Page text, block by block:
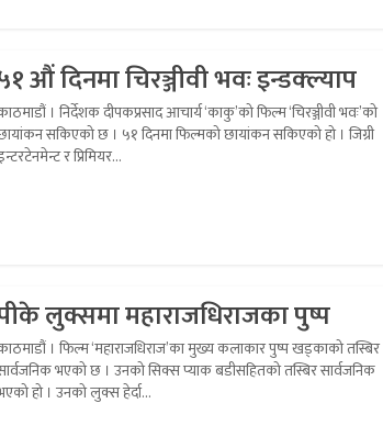
औं दिनमा चिरञ्जीवी भवः इन्डक्ल्याप
। निर्देशक दीपकप्रसाद आचार्य ‘काकु’को फिल्म ‘चिरञ्जीवी भवः’को
सकिएको छ । ५१ दिनमा फिल्मको छायांकन सकिएको हो । जिग्री
र प्रिमियर...
लुक्समा महाराजधिराजका पुष्प
। फिल्म ‘महाराजधिराज’का मुख्य कलाकार पुष्प खड्काको तस्बिर
भएको छ । उनको सिक्स प्याक बडीसहितको तस्बिर सार्वजनिक
हो । उनको लुक्स हेर्दा...